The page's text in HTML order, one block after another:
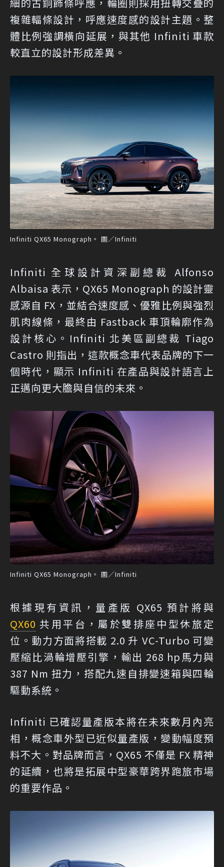
複雜輻條設計，呼應速度感的設計主題。整
體比例強調橫向延展，與其他 Infiniti 車款
較直立的設計形成差異。
Infiniti QX65 Monograph。 圖／Infiniti
Infiniti 全球設計資深副總裁 Alfonso
Albaisa 表示，QX65 Monograph 的設計靈
感源自 FX，並結合速度感、優雅比例與強烈
肌肉線條，最終由 Fastback 車頂輪廓作為
設計核心。Infiniti 北美區副總裁 Tiago
Castro 則指出，這款概念車代表品牌的下一
個時代，顯示 Infiniti 在產品與設計語言上
正邁向更大膽與自信的未來。
Infiniti QX65 Monograph。 圖／Infiniti
根據現有資訊，量產版 QX65 預計將與
QX60 共用平台，屬於雙排座中型休旅定
位。動力方面將搭載 2.0 升 VC-Turbo 可變
壓縮比渦輪增壓引擎，輸出 268 hp馬力與
387 Nm 扭力，搭配九速自排變速箱與四輪
驅動系統。
Infiniti 已確認量產版本將在未來數月內亮
相，概念車外型已近似量產版，變動幅度預
料不大。對品牌而言，QX65 不僅是 FX 精神
的延續，也將是拓展中型豪華跨界跑旅市場
的重要作品。